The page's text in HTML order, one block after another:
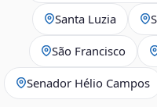
Santa Luzia
São Francisco
Senador Hélio Campos